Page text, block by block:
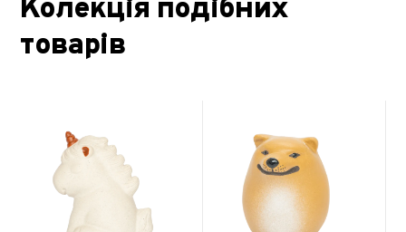
Колекція подібних
товарів